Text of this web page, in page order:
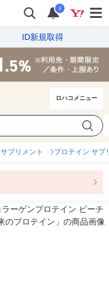
i
ID新規取得
ロハコメニュー
サプリメント プロテイン サプ